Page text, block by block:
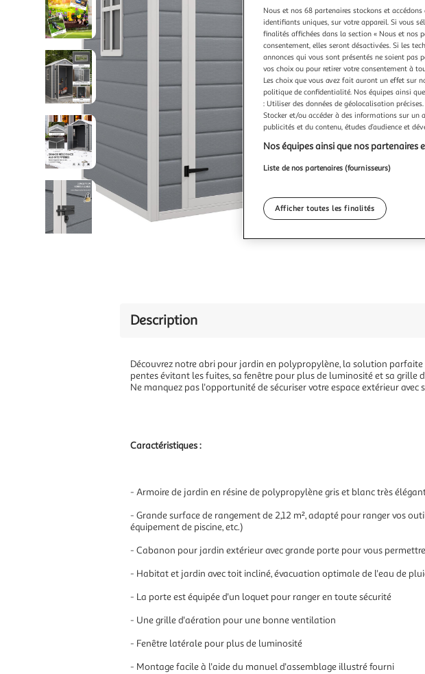
Description
Découvrez notre abri pour jardin en polypropylène, la solution
pentes évitant les fuites, sa fenêtre pour plus de luminosité et sa
Ne manquez pas l'opportunité de sécuriser votre espace extérieur avec
Caractéristiques :
- Armoire de jardin en résine de polypropylène gris et blanc très
- Grande surface de rangement de 2,12 m², adapté pour ranger vos
équipement de piscine, etc.)
- Cabanon pour jardin extérieur avec grande porte pour vous
- Habitat et jardin avec toit incliné, évacuation optimale de l'eau de
- La porte est équipée d'un loquet pour ranger en toute sécurité
- Une grille d'aération pour une bonne ventilation
- Fenêtre latérale pour plus de luminosité
- Montage facile à l'aide du manuel d'assemblage illustré fourni
Nous et nos 68 partenaires stockons et
identifiants uniques, sur votre appareil. Si vous
finalités affichées dans la section « Nous et nos
consentement, elles seront désactivées. Si les
annonces qui vous sont présentés ne soient pas
vos choix ou pour retirer votre consentement à
Les choix que vous avez fait auront un effet sur
politique de confidentialité. Nos équipes ainsi
: Utiliser des données de géolocalisation
Stocker et/ou accéder à des informations sur un
publicités et du contenu, études d’audience et
Nos équipes ainsi que nos
Liste de nos partenaires (fournisseurs)
Afficher toutes les finalités